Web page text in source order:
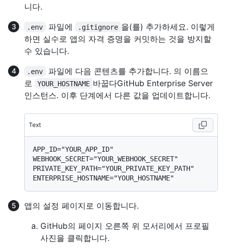
니다.
.env 파일에 .gitignore 을(를) 추가하세요. 이렇게
하면 실수로 앱의 자격 증명을 커밋하는 것을 방지할
수 있습니다.
.env
파일에 다음 콘텐츠를 추가합니다. 의 이름으
로
YOUR_HOSTNAME 바꿉다GitHub Enterprise Server
인스턴스. 이후 단계에서 다른 값을 업데이트합니다.
Text
APP_ID="YOUR_APP_ID"
WEBHOOK_SECRET="YOUR_WEBHOOK_SECRET"
PRIVATE_KEY_PATH="YOUR_PRIVATE_KEY_PATH"
앱의 설정 페이지로 이동합니다.
GitHub의 페이지 오른쪽 위 모서리에서 프로필
사진을 클릭합니다.